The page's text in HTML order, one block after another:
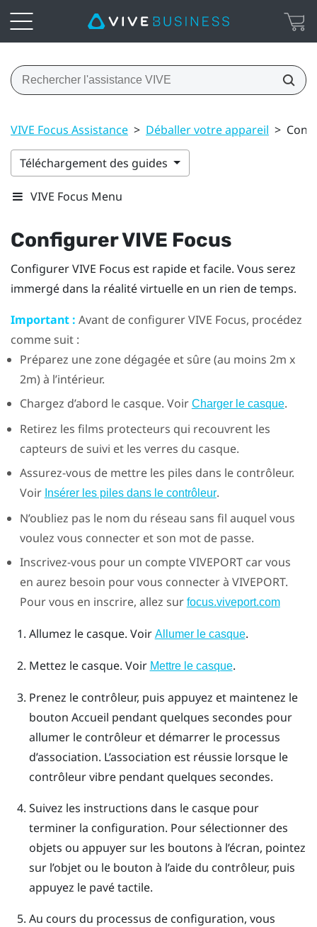
VIVE Focus Assistance > Déballer votre appareil >
Téléchargement des guides
VIVE Focus Menu
ConfigurerVIVE Focus
ConfigurerVIVE Focus est rapide et facile. Vous serez
immergé dans la réalité virtuelle en un rien de temps.
Important : Avant de configurerVIVE Focus, procédez
comme suit :
Préparez une zone dégagée et sûre (au moins 2m x
2m) à l’intérieur.
Chargez d’abord le casque. Voir Charger le casque.
Retirez les films protecteurs qui recouvrent les
capteurs de suivi et les verres du casque.
Assurez-vous de mettre les piles dans le contrôleur.
Voir Insérer les piles dans le contrôleur.
N’oubliez pas le nom du réseau sans fil auquel vous
voulez vous connecter et son mot de passe.
Inscrivez-vous pour un compteVIVEPORTcar vous
en aurez besoin pour vous connecter à VIVEPORT.
Pour vous en inscrire, allez sur focus.viveport.com
Allumez le casque. Voir Allumer le casque.
Mettez le casque. Voir Mettre le casque.
Prenez le contrôleur, puis appuyez et maintenez le
bouton Accueil pendant quelques secondes pour
allumer le contrôleur et démarrer le processus
d’association. L’association est réussie lorsque le
contrôleur vibre pendant quelques secondes.
Suivez les instructions dans le casque pour
terminer la configuration. Pour sélectionner des
objets ou appuyer sur les boutons à l’écran, pointez
sur l’objet ou le bouton à l’aide du contrôleur, puis
appuyez le pavé tactile.
Au cours du processus de configuration, vous